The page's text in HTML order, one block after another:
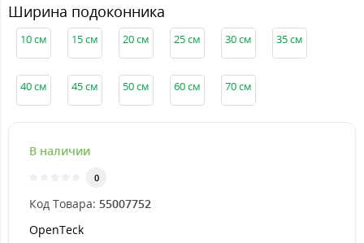
Ширина подоконника
10 см 15 см 20 см 25 см 30 см 35 см
40 см 45 см 50 см 60 см 70 см
В наличии
0
Код Товара: 55007752
OpenTeck